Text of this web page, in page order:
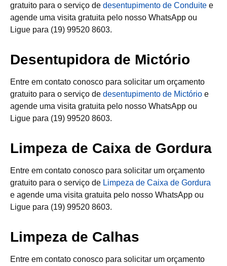
gratuito para o serviço de desentupimento de Conduite e
agende uma visita gratuita pelo nosso WhatsApp ou
Ligue para (19) 99520 8603.
Desentupidora de Mictório
Entre em contato conosco para solicitar um orçamento
gratuito para o serviço de desentupimento de Mictório e
agende uma visita gratuita pelo nosso WhatsApp ou
Ligue para (19) 99520 8603.
Limpeza de Caixa de Gordura
Entre em contato conosco para solicitar um orçamento
gratuito para o serviço de Limpeza de Caixa de Gordura
e agende uma visita gratuita pelo nosso WhatsApp ou
Ligue para (19) 99520 8603.
Limpeza de Calhas
Entre em contato conosco para solicitar um orçamento